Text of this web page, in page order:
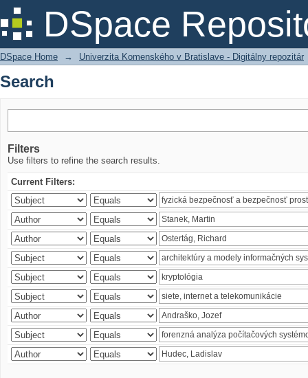
DSpace
Search
DSpace Home → Univerzita Komenského v Bratislave - Digitálny repozitár
Search
Filters
Use filters to refine the search results.
Current Filters: